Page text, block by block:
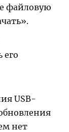
файловую
его
USB-
нет